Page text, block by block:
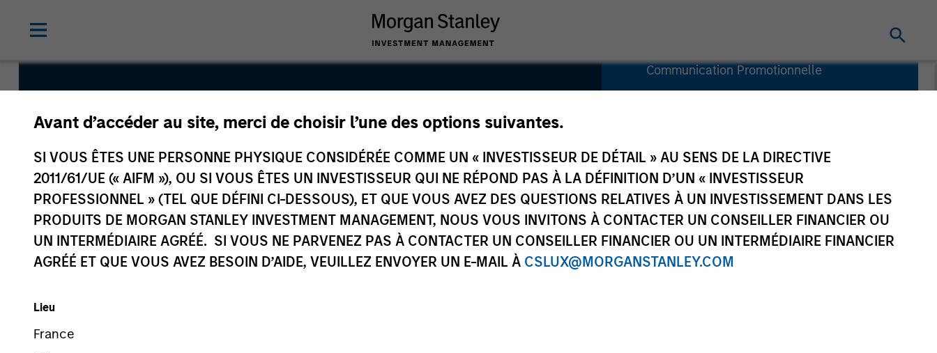
Avant d’accéder au site, merci de choisir l’une des options suivantes.
SI VOUS ÊTES UNE PERSONNE PHYSIQUE CONSIDÉRÉE COMME UN « INVESTISSEUR DE DÉTAIL » AU SENS DE LA DIRECTIVE
2011/61/UE (« AIFM »), OU SI VOUS ÊTES UN INVESTISSEUR QUI NE RÉPOND PAS À LA DÉFINITION D’UN « INVESTISSEUR
PROFESSIONNEL » (TEL QUE DÉFINI CI-DESSOUS), ET QUE VOUS AVEZ DES QUESTIONS RELATIVES À UN INVESTISSEMENT DANS LES
PRODUITS DE MORGAN STANLEY INVESTMENT MANAGEMENT, NOUS VOUS INVITONS À CONTACTER UN CONSEILLER FINANCIER OU
UN INTERMÉDIAIRE AGRÉÉ. SI VOUS NE PARVENEZ PAS À CONTACTER UN CONSEILLER FINANCIER OU UN INTERMÉDIAIRE FINANCIER
AGRÉÉ ET QUE VOUS AVEZ BESOIN D’AIDE, VEUILLEZ ENVOYER UN E-MAIL À CSLUX@MORGANSTANLEY.COM
Lieu
France
Global Permanence
Fund
Communication Promotionnelle
l’investisseur
(KID)